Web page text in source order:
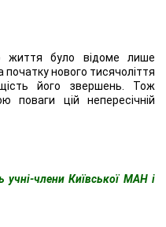
життя було відоме лише
початку нового тисячоліття
його звершень. Тож
поваги цій непересічній
учні-члени Київської МАН і